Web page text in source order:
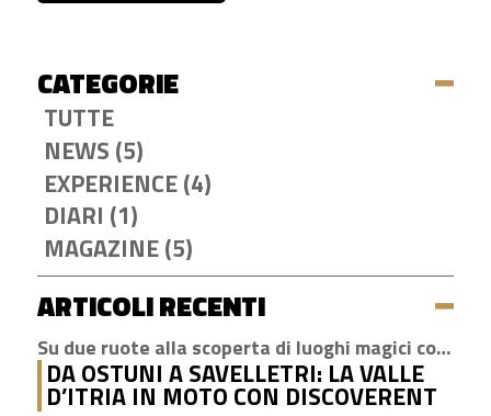
CATEGORIE
TUTTE
NEWS (5)
EXPERIENCE (4)
DIARI (1)
MAGAZINE (5)
ARTICOLI RECENTI
Su due ruote alla scoperta di luoghi magici come Cisternino, Locorotondo e Alberobello
DA OSTUNI A SAVELLETRI: LA VALLE
D’ITRIA IN MOTO CON DISCOVERENT